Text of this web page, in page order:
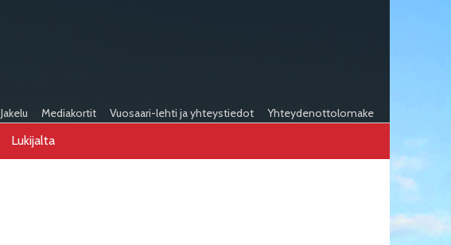
Jakelu Mediakortit Vuosaari-lehti ja yhteystiedot Yhteydenottolomake
Lukijalta